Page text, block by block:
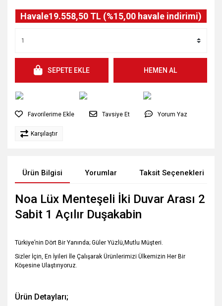
Havale19.558,50 TL (%15,00 havale indirimi)
SEPETE EKLE HEMEN AL
Tavsiye Et Yorum Yaz
Karşılaştır
Ürün Bilgisi Yorumlar Taksit Seçenekleri
Noa Lüx Menteşeli İki Duvar Arası 2
Sabit 1 Açılır Duşakabin
Türkiye’nin Dört Bir Yanında; Güler Yüzlü,Mutlu Müşteri.
Sizler İçin, En İyileri İle Çalışarak Ürünlerimizi Ülkemizin Her Bir
Köşesine Ulaştırıyoruz.
Ürün Detayları;